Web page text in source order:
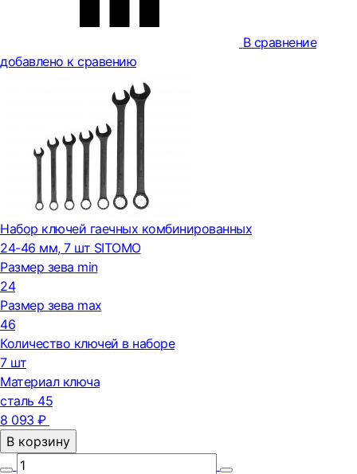
В сравнение
добавлено к сравению
Набор ключей гаечных комбинированных
24-46 мм, 7 шт SITOMO
Размер зева min
24
Размер зева max
46
Количество ключей в наборе
7 шт
Материал ключа
сталь 45
8 093 ₽
В корзину